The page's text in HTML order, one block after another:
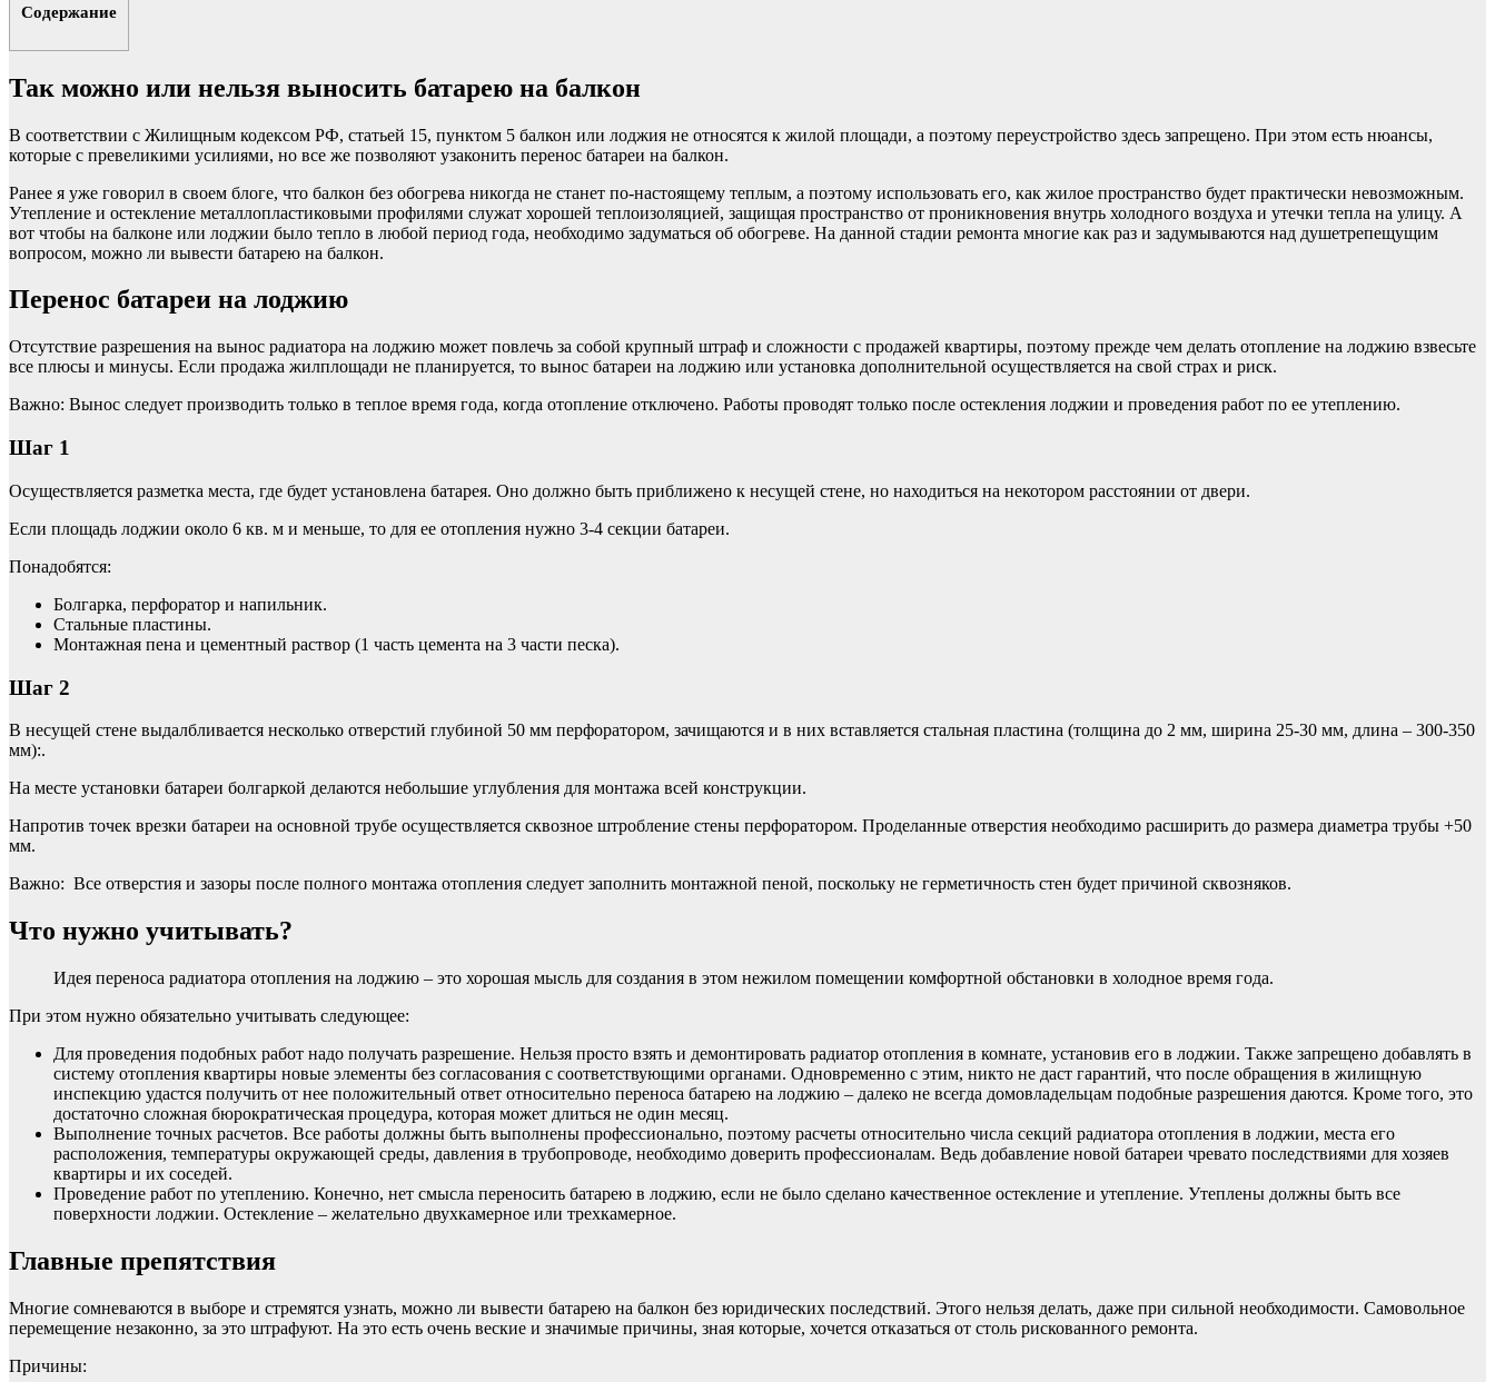
Содержание
Так можно или нельзя выносить батарею на балкон
В соответствии с Жилищным кодексом РФ, статьей 15, пунктом 5 балкон или лоджия не относятся к жилой площади, а поэтому переустройство здесь запрещено. При этом есть нюансы,
которые с превеликими усилиями, но все же позволяют узаконить перенос батареи на балкон.
Ранее я уже говорил в своем блоге, что балкон без обогрева никогда не станет по-настоящему теплым, а поэтому использовать его, как жилое пространство будет практически невозможным.
Утепление и остекление металлопластиковыми профилями служат хорошей теплоизоляцией, защищая пространство от проникновения внутрь холодного воздуха и утечки тепла на улицу. А
вот чтобы на балконе или лоджии было тепло в любой период года, необходимо задуматься об обогреве. На данной стадии ремонта многие как раз и задумываются над душетрепещущим
вопросом, можно ли вывести батарею на балкон.
Перенос батареи на лоджию
Отсутствие разрешения на вынос радиатора на лоджию может повлечь за собой крупный штраф и сложности с продажей квартиры, поэтому прежде чем делать отопление на лоджию взвесьте
все плюсы и минусы. Если продажа жилплощади не планируется, то вынос батареи на лоджию или установка дополнительной осуществляется на свой страх и риск.
Важно: Вынос следует производить только в теплое время года, когда отопление отключено. Работы проводят только после остекления лоджии и проведения работ по ее утеплению.
Шаг 1
Осуществляется разметка места, где будет установлена батарея. Оно должно быть приближено к несущей стене, но находиться на некотором расстоянии от двери.
Если площадь лоджии около 6 кв. м и меньше, то для ее отопления нужно 3-4 секции батареи.
Понадобятся:
Болгарка, перфоратор и напильник.
Стальные пластины.
Монтажная пена и цементный раствор (1 часть цемента на 3 части песка).
Шаг 2
В несущей стене выдалбливается несколько отверстий глубиной 50 мм перфоратором, зачищаются и в них вставляется стальная пластина (толщина до 2 мм, ширина 25-30 мм, длина – 300-350
мм):.
На месте установки батареи болгаркой делаются небольшие углубления для монтажа всей конструкции.
Напротив точек врезки батареи на основной трубе осуществляется сквозное штробление стены перфоратором. Проделанные отверстия необходимо расширить до размера диаметра трубы +50
мм.
Важно: Все отверстия и зазоры после полного монтажа отопления следует заполнить монтажной пеной, поскольку не герметичность стен будет причиной сквозняков.
Что нужно учитывать?
Идея переноса радиатора отопления на лоджию – это хорошая мысль для создания в этом нежилом помещении комфортной обстановки в холодное время года.
При этом нужно обязательно учитывать следующее:
Для проведения подобных работ надо получать разрешение. Нельзя просто взять и демонтировать радиатор отопления в комнате, установив его в лоджии. Также запрещено добавлять в
систему отопления квартиры новые элементы без согласования с соответствующими органами. Одновременно с этим, никто не даст гарантий, что после обращения в жилищную
инспекцию удастся получить от нее положительный ответ относительно переноса батарею на лоджию – далеко не всегда домовладельцам подобные разрешения даются. Кроме того, это
достаточно сложная бюрократическая процедура, которая может длиться не один месяц.
Выполнение точных расчетов. Все работы должны быть выполнены профессионально, поэтому расчеты относительно числа секций радиатора отопления в лоджии, места его
расположения, температуры окружающей среды, давления в трубопроводе, необходимо доверить профессионалам. Ведь добавление новой батареи чревато последствиями для хозяев
квартиры и их соседей.
Проведение работ по утеплению. Конечно, нет смысла переносить батарею в лоджию, если не было сделано качественное остекление и утепление. Утеплены должны быть все
поверхности лоджии. Остекление – желательно двухкамерное или трехкамерное.
Главные препятствия
Многие сомневаются в выборе и стремятся узнать, можно ли вывести батарею на балкон без юридических последствий. Этого нельзя делать, даже при сильной необходимости. Самовольное
перемещение незаконно, за это штрафуют. На это есть очень веские и значимые причины, зная которые, хочется отказаться от столь рискованного ремонта.
Причины: